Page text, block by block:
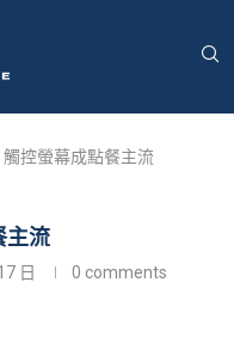
控螢幕成點餐主流
主流
日 0 comments